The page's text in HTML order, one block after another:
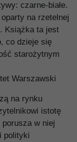
czarne-białe.
na rzetelnej
Książka ta jest
co dzieje się
starożytnym
Warszawski
na rynku
istotę
w niej
polityki